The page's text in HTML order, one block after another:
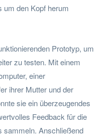
um den Kopf herum
Prototyp, um
zu testen. Mit einem
einer
ihrer Mutter und der
sie ein überzeugendes
Feedback für die
sammeln. Anschließend